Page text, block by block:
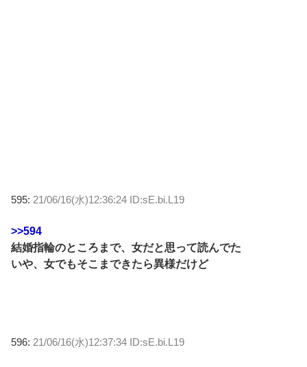
595: 21/06/16(水)12:36:24 ID:sE.bi.L19
>>594
結婚指輪のところまで、女だと思って読んでた
いや、女でもそこまできたら異様だけど
596: 21/06/16(水)12:37:34 ID:sE.bi.L19